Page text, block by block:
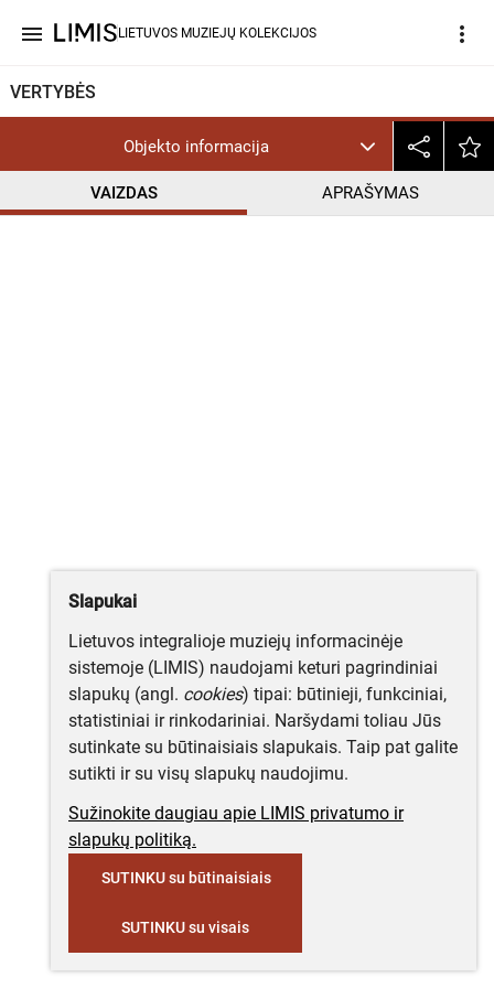
menu LIETUVOS MUZIEJŲ KOLEKCIJOS more_vert
VERTYBĖS
Objekto informacija
VAIZDAS APRAŠYMAS
CC BY-NC-ND
Slapukai
Lietuvos integralioje muziejų informacinėje
sistemoje (LIMIS) naudojami keturi pagrindiniai
slapukų (angl. cookies) tipai: būtinieji, funkciniai,
statistiniai ir rinkodariniai. Naršydami toliau Jūs
sutinkate su būtinaisiais slapukais. Taip pat galite
sutikti ir su visų slapukų naudojimu.
Sužinokite daugiau apie LIMIS privatumo ir
slapukų politiką.
SUTINKU su būtinaisiais
SUTINKU su visais